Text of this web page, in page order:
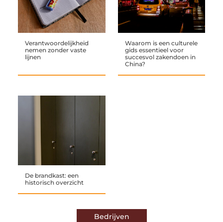
Verantwoordelijkheid
nemen zonder vaste
lijnen
Waarom is een culturele
gids essentieel voor
succesvol zakendoen in
China?
De brandkast: een
historisch overzicht
Bedrijven